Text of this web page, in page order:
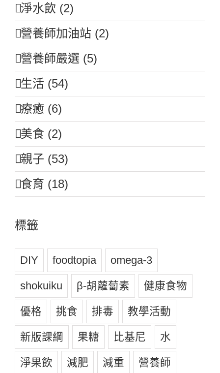
淨水飲 (2)
營養師加油站 (2)
營養師嚴選 (5)
生活 (54)
療癒 (6)
美食 (2)
親子 (53)
食育 (18)
標籤
DIY foodtopia omega-3
shokuiku β-胡蘿蔔素 健康食物
優格 挑食 排毒 教學活動
新版課綱 果糖 比基尼 水
淨果飲 減肥 減重 營養師